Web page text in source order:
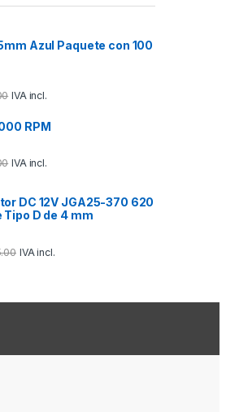
Azul Paquete con 100
IVA incl.
RPM
IVA incl.
DC 12V JGA25-370 620
Tipo D de 4 mm
IVA incl.